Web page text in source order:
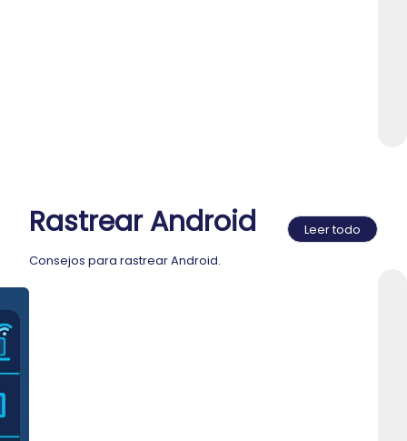
Rastrear Android
Leer todo
Consejos para rastrear Android.